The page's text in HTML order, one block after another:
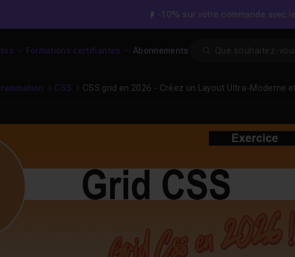
-10% sur votre commande avec
Formations certifiantes Abonnements
CSS CSS grid en 2026 - Créez un Layout Ultra-Moderne